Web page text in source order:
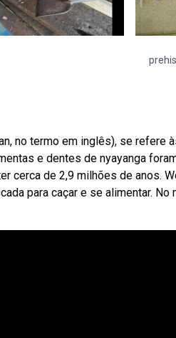
no termo em inglês), se refere
e dentes de nyayanga
cerca de 2,9 milhões de anos.
para caçar e se alimentar.